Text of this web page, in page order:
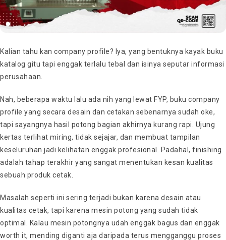
Kalian tahu kan company profile? Iya, yang bentuknya kayak buku
katalog gitu tapi enggak terlalu tebal dan isinya seputar informasi
perusahaan.
Nah, beberapa waktu lalu ada nih yang lewat FYP, buku company
profile yang secara desain dan cetakan sebenarnya sudah oke,
tapi sayangnya hasil potong bagian akhirnya kurang rapi. Ujung
kertas terlihat miring, tidak sejajar, dan membuat tampilan
keseluruhan jadi kelihatan enggak profesional. Padahal, finishing
adalah tahap terakhir yang sangat menentukan kesan kualitas
sebuah produk cetak.
Masalah seperti ini sering terjadi bukan karena desain atau
kualitas cetak, tapi karena mesin potong yang sudah tidak
optimal. Kalau mesin potongnya udah enggak bagus dan enggak
worth it, mending diganti aja daripada terus mengganggu proses